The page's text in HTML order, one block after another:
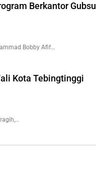
Berkantor Gubsu
Bobby Afif…
Kota Tebingtinggi